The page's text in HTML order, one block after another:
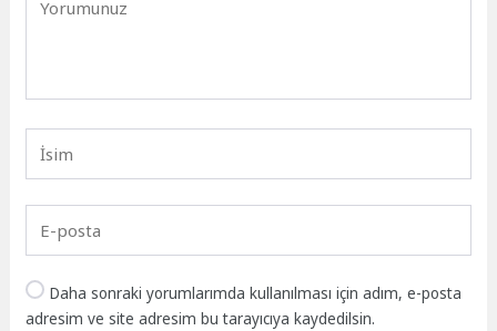
Daha sonraki yorumlarımda kullanılması için adım, e-posta
adresim ve site adresim bu tarayıcıya kaydedilsin.